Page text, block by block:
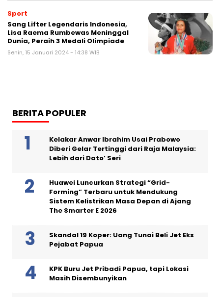
Sport
Sang Lifter Legendaris Indonesia,
Lisa Raema Rumbewas Meninggal
Dunia, Peraih 3 Medali Olimpiade
Senin, 15 Januari 2024 - 14:38 WIB
BERITA POPULER
Kelakar Anwar Ibrahim Usai Prabowo
Diberi Gelar Tertinggi dari Raja Malaysia:
Lebih dari Dato’ Seri
Huawei Luncurkan Strategi “Grid-
Forming” Terbaru untuk Mendukung
Sistem Kelistrikan Masa Depan di Ajang
The Smarter E 2026
Skandal 19 Koper: Uang Tunai Beli Jet Eks
Pejabat Papua
KPK Buru Jet Pribadi Papua, tapi Lokasi
Masih Disembunyikan